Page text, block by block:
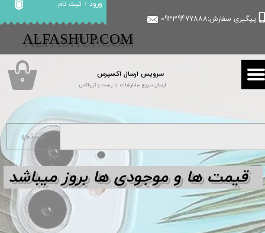
سرویس ارسال اکسپرس
ارسال سریع سفارشات با پست و تیپاکس
پیگیری سفارش:09339477888
ورود / ثبت نام
حساب کاربری من
تغییر گذر واژه
سفارشات
​​ALFASHUP.COM
۰
جستجو
قیمت ها و موجودی ها بروز میباشد